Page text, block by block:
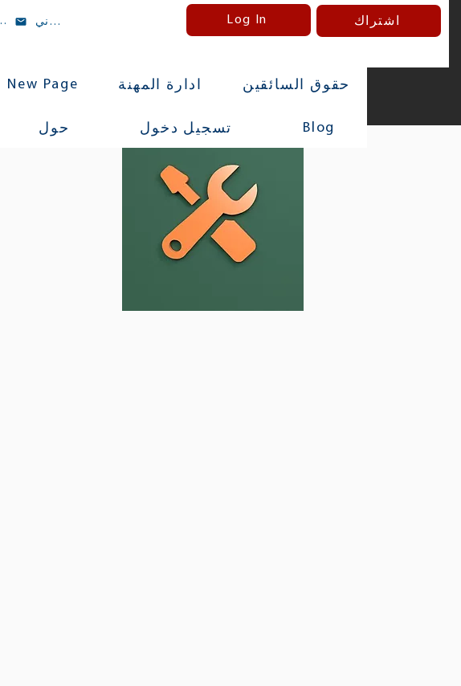
بريد الالكتروني Log In اشتراك
New Page ادارة المهنة حقوق السائقين
حول تسجيل دخول Blog